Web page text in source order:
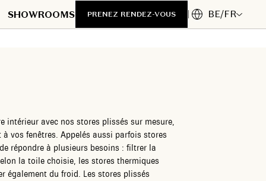
SHOWROOMS PRENEZ RENDEZ-VOUS BE/FR
intérieur avec nos stores plissés sur mesure,
vos fenêtres. Appelés aussi parfois stores
répondre à plusieurs besoins : filtrer la
la toile choisie, les stores thermiques
du froid. Les stores plissés